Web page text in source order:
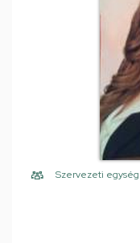
Szervezeti egység